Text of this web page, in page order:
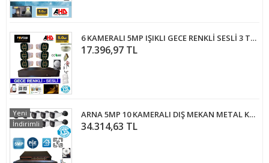
6 KAMERALI 5MP IŞIKLI GECE RENKLİ SESLİ 3 TB HDD DAHİL AHD GÜVENLİK SETİ- ST-5530M
17.396,97 TL
ARNA 5MP 10 KAMERALI DIŞ MEKAN METAL KASA 1 TB HDD DAHİL IP GÜVENLİK SETİ - ST5101
34.314,63 TL
Yeni
İndirimli